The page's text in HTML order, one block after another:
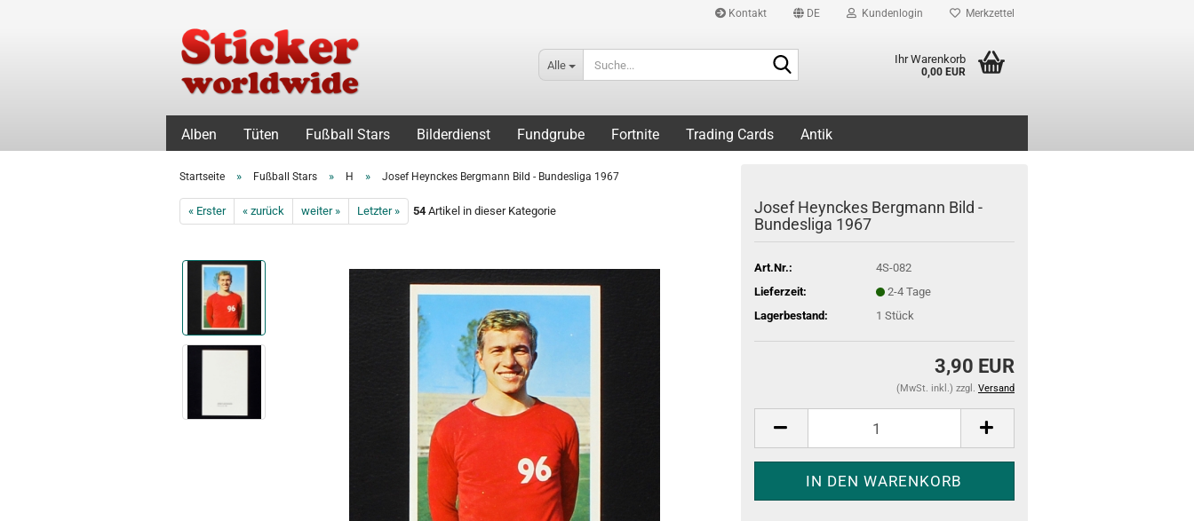
Kontakt DE Kundenlogin Merkzettel
Alle Ihr Warenkorb
0,00 EUR
Alben Tüten Fußball Stars Bilderdienst Fundgrube Fortnite Trading Cards Antik
Startseite » Fußball Stars » H » Josef Heynckes Bergmann Bild - Bundesliga 1967
« Erster « zurück weiter » Letzter » 54Artikel in dieser Kategorie
Josef Heynckes Bergmann Bild -
Bundesliga 1967
Art.Nr.:
4S-082
Lieferzeit:
2-4 Tage
Lagerbestand:
1 Stück
3,90 EUR
(MwSt. inkl.) zzgl. Versand